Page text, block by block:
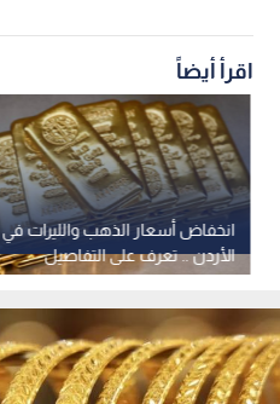
اقرأ أيضاً
انخفاض أسعار الذهب والليرات في
الأردن .. تعرف على التفاصيل